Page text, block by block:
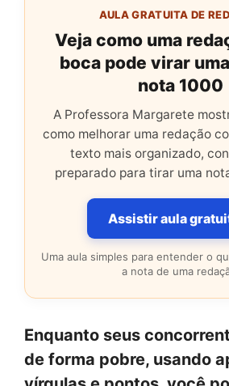
AULA GRATUITA DE
Veja como uma
boca pode virar
nota 1000
A Professora Margarete
como melhorar uma redação
texto mais organizado,
preparado para tirar uma
Assistir aula
Uma aula simples para entender o
a nota de uma
Enquanto seus
de forma pobre, usando